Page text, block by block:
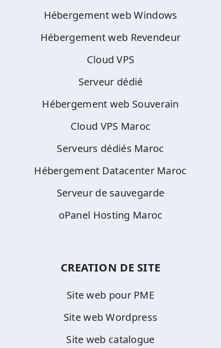
Hébergement web Windows
Hébergement web Revendeur
Cloud VPS
Serveur dédié
Hébergement web Souverain
Cloud VPS Maroc
Serveurs dédiés Maroc
Hébergement Datacenter Maroc
Serveur de sauvegarde
oPanel Hosting Maroc
CREATION DE SITE
Site web pour PME
Site web Wordpress
Site web catalogue